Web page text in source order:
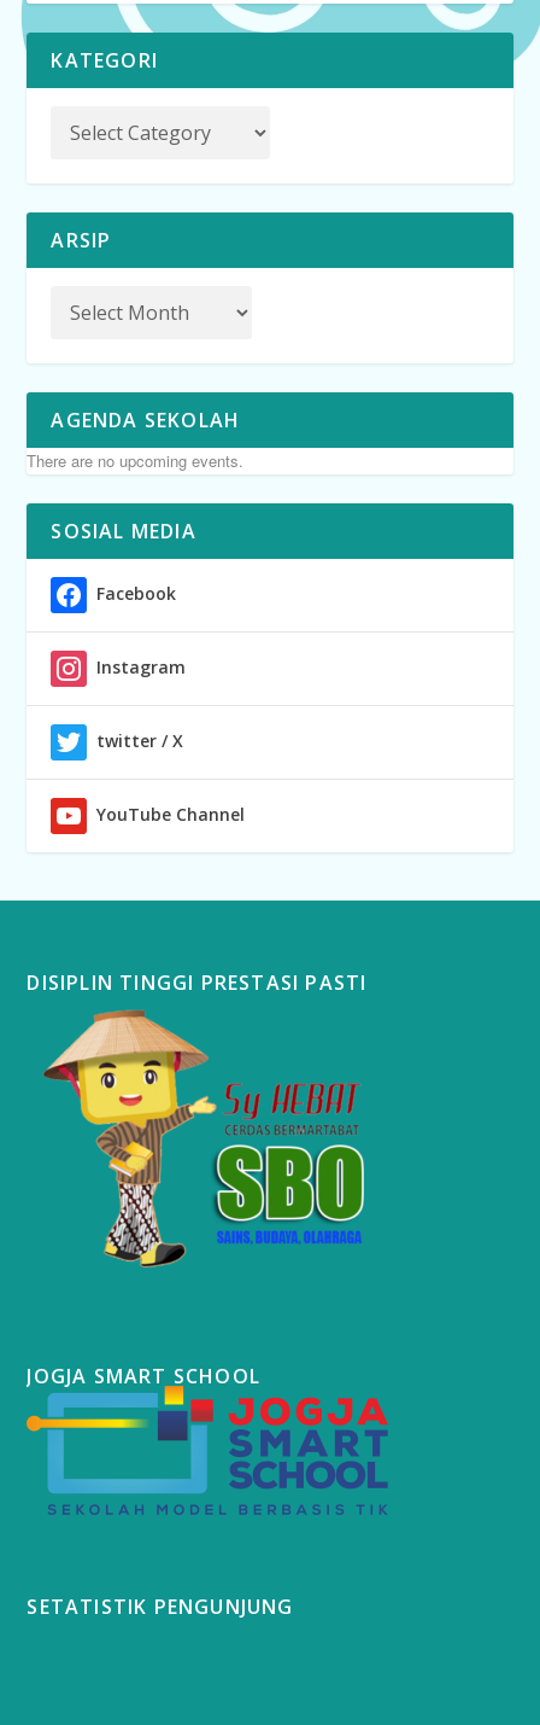
KATEGORI
ARSIP
AGENDA SEKOLAH
There are no upcoming events.
SOSIAL MEDIA
Facebook
Instagram
twitter / X
YouTube Channel
DISIPLIN TINGGI PRESTASI PASTI
JOGJA SMART SCHOOL
SETATISTIK PENGUNJUNG